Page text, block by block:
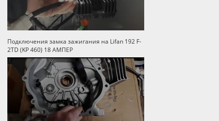
Подключения замка зажигания на Lifan 192 F-
2TD (KP 460) 18 АМПЕР